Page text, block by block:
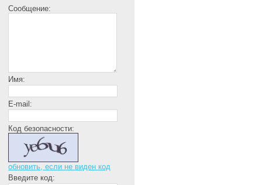
Сообщение:
Имя:
E-mail:
Код безопасности:
обновить, если не виден код
Введите код: